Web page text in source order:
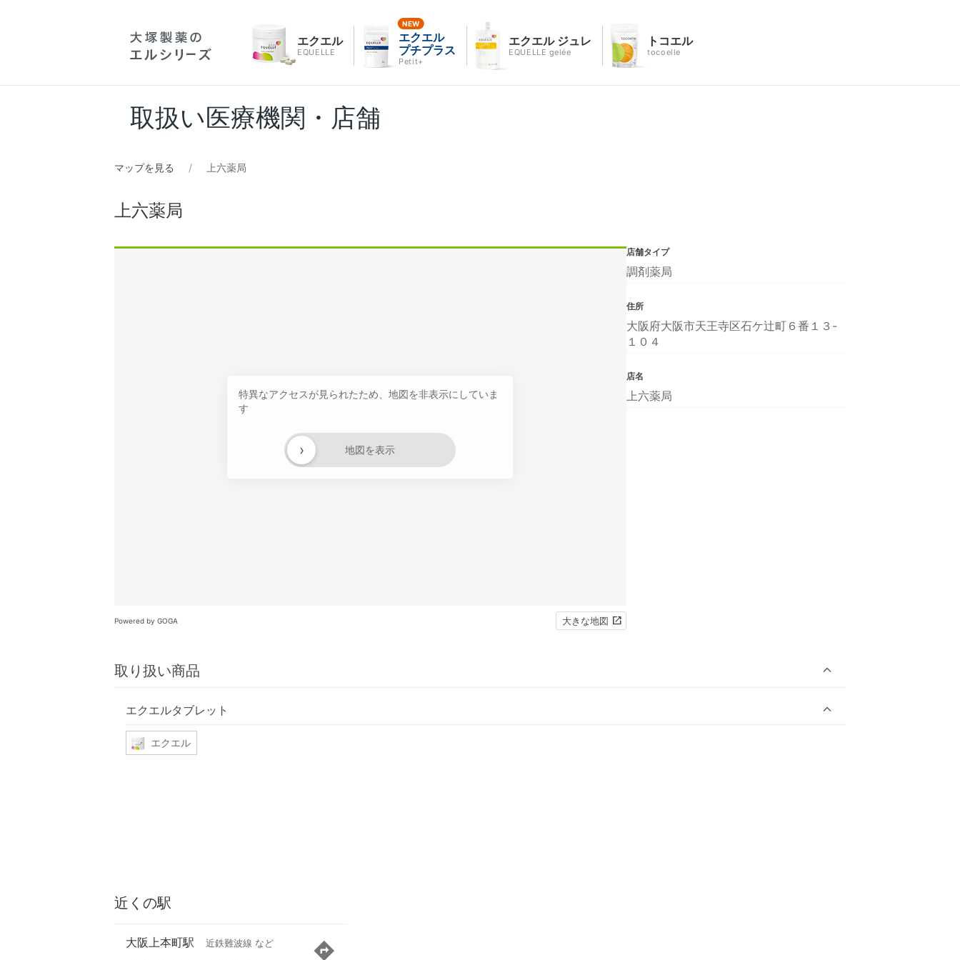
エクエル
EQUELLE
エクエル
プチプラス
Petit+
エクエル ジュレ
EQUELLE gelée
トコエル
tocoelle
取扱い医療機関・店舗
マップを見る 上六薬局
上六薬局
特異なアクセスが見られたため、地図を非表示にしていま
す
地図を表示
›
Powered by GOGA 大きな地図
取り扱い商品
エクエルタブレット
エクエル
店舗タイプ
調剤薬局
住所
大阪府大阪市天王寺区石ケ辻町６番１３-
１０４
店名
上六薬局
近くの駅
大阪上本町駅 近鉄難波線 など